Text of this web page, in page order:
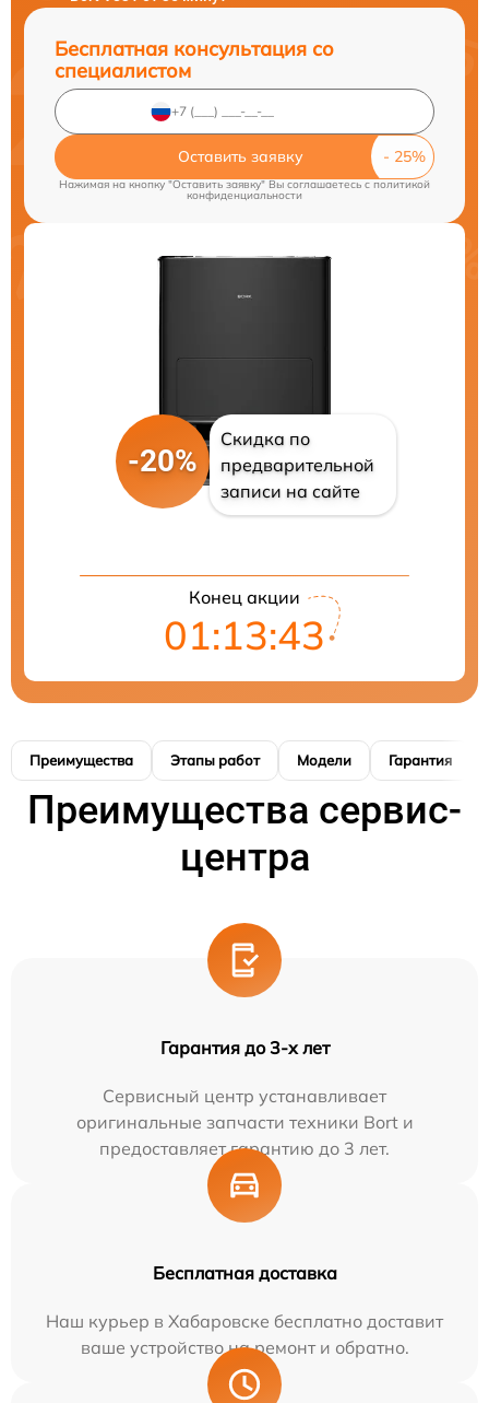
Бесплатная консультация со
специалистом
Оставить заявку
Нажимая на кнопку "Оставить заявку" Вы соглашаетесь cполитикой
конфиденциальности
-20%
Скидка по
предварительной
записи на сайте
Конец акции
01:13:42
Преимущества Этапы работ Модели Гарантия
Преимущества сервис-
центра
Гарантия до 3-х лет
Сервисный центр устанавливает
оригинальные запчасти техники Bort и
предоставляет гарантию до 3 лет.
Бесплатная доставка
Наш курьер в Хабаровске бесплатно доставит
ваше устройство на ремонт и обратно.